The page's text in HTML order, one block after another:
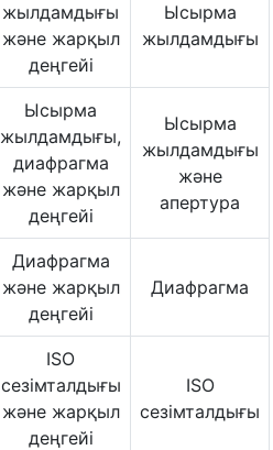
жылдамдығы
және жарқыл
деңгейі
Ысырма
жылдамдығы
Ысырма
жылдамдығы,
диафрагма
және жарқыл
деңгейі
Ысырма
жылдамдығы
және
апертура
Диафрагма
және жарқыл
деңгейі
Диафрагма
ISO
сезімталдығы
және жарқыл
деңгейі
ISO
сезімталдығы